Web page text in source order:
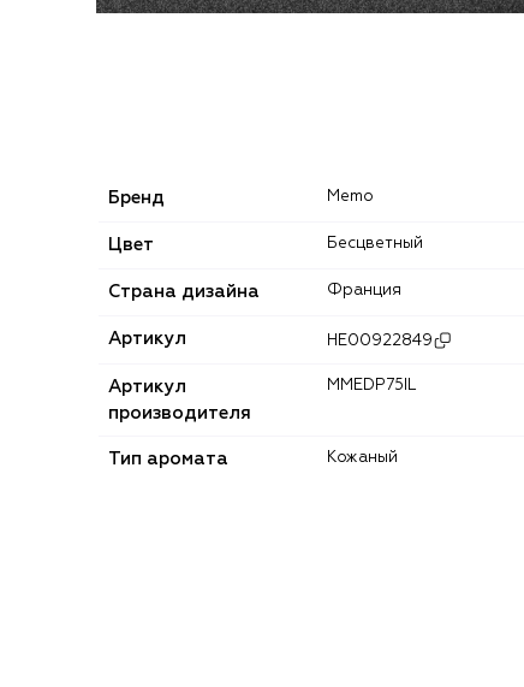
Бренд Memo
Цвет Бесцветный
Страна дизайна Франция
Артикул HE00922849
Артикул
производителя
MMEDP75IL
Тип аромата Кожаный